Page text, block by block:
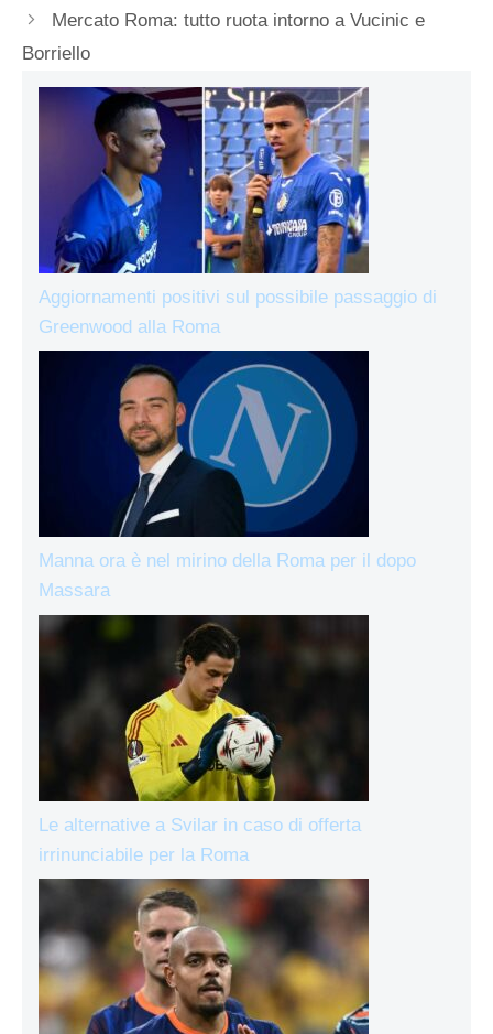
Mercato Roma: tutto ruota intorno a Vucinic e
Borriello
Aggiornamenti positivi sul possibile passaggio di
Greenwood alla Roma
Manna ora è nel mirino della Roma per il dopo
Massara
Le alternative a Svilar in caso di offerta
irrinunciabile per la Roma